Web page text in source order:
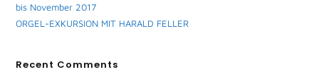
bis November 2017
ORGEL-EXKURSION MIT HARALD FELLER
Recent Comments